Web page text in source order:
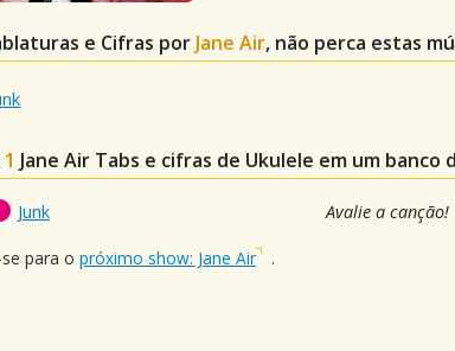
e Cifras por Jane Air, não perca estas
1 Jane Air Tabs e cifras de Ukulele em um banco
Junk Avalie a canção!
para o próximo show: Jane Air .